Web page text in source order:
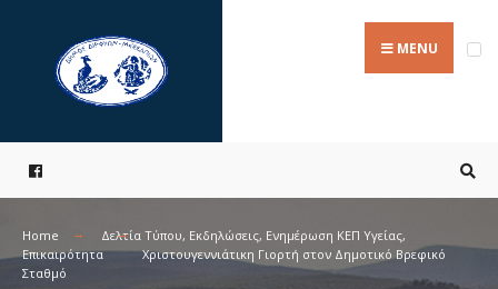
content
MENU
Home Δελτία Τύπου, Εκδηλώσεις, Ενημέρωση ΚΕΠ Υγείας,
Επικαιρότητα
Χριστουγεννιάτικη Γιορτή στον Δημοτικό Βρεφικό
Σταθμό
for: